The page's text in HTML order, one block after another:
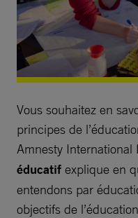
Vous souhaitez en
principes de
Amnesty International
éducatif explique en
entendons par
objectifs de